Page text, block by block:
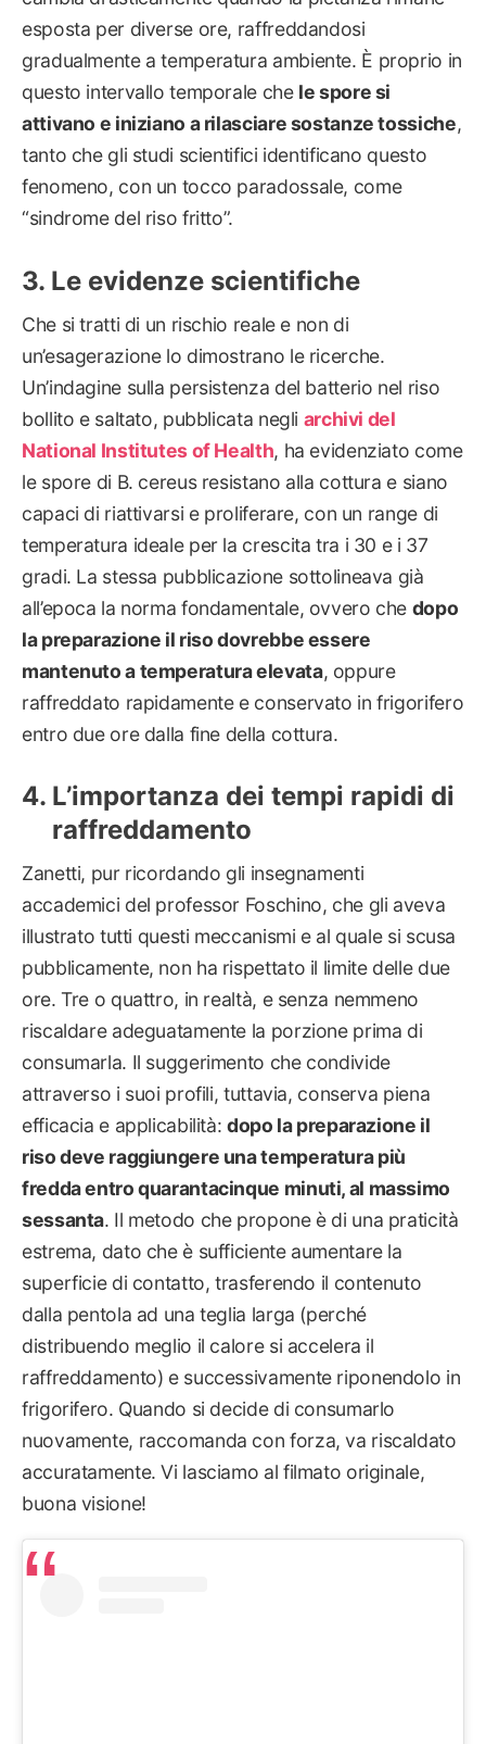
esposta per diverse ore, raffreddandosi
gradualmente a temperatura ambiente. È proprio in
questo intervallo temporale che le spore si
attivano e iniziano a rilasciare sostanze tossiche,
tanto che gli studi scientifici identificano questo
fenomeno, con un tocco paradossale, come
“sindrome del riso fritto”.
Le evidenze scientifiche
Che si tratti di un rischio reale e non di
un’esagerazione lo dimostrano le ricerche.
Un’indagine sulla persistenza del batterio nel riso
bollito e saltato, pubblicata negli archivi del
National Institutes of Health, ha evidenziato come
le spore di B. cereus resistano alla cottura e siano
capaci di riattivarsi e proliferare, con un range di
temperatura ideale per la crescita tra i 30 e i 37
gradi. La stessa pubblicazione sottolineava già
all’epoca la norma fondamentale, ovvero che dopo
la preparazione il riso dovrebbe essere
mantenuto a temperatura elevata, oppure
raffreddato rapidamente e conservato in frigorifero
entro due ore dalla fine della cottura.
L’importanza dei tempi rapidi di
raffreddamento
Zanetti, pur ricordando gli insegnamenti
accademici del professor Foschino, che gli aveva
illustrato tutti questi meccanismi e al quale si scusa
pubblicamente, non ha rispettato il limite delle due
ore. Tre o quattro, in realtà, e senza nemmeno
riscaldare adeguatamente la porzione prima di
consumarla. Il suggerimento che condivide
attraverso i suoi profili, tuttavia, conserva piena
efficacia e applicabilità:dopo la preparazione il
riso deve raggiungere una temperatura più
fredda entro quarantacinque minuti, al massimo
sessanta. Il metodo che propone è di una praticità
estrema, dato che è sufficiente aumentare la
superficie di contatto, trasferendo il contenuto
dalla pentola ad una teglia larga (perché
distribuendo meglio il calore si accelera il
raffreddamento) e successivamente riponendolo in
frigorifero. Quando si decide di consumarlo
nuovamente, raccomanda con forza, va riscaldato
accuratamente. Vi lasciamo al filmato originale,
buona visione!